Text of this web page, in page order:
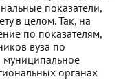
показатели,
в целом. Так, на
по показателям,
вуза по
муниципальное
органах